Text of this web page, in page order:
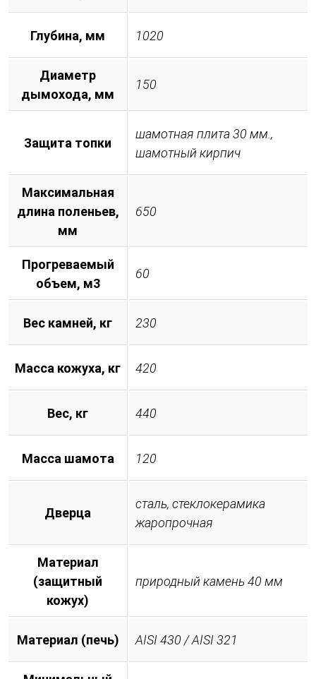
Глубина, мм 1020
Диаметр
дымохода, мм
150
Защита топки
шамотная плита 30 мм.,
шамотный кирпич
Максимальная
длина поленьев,
мм
650
Прогреваемый
объем, м3
60
Вес камней, кг 230
Масса кожуха, кг 420
Вес, кг 440
Масса шамота 120
Дверца
сталь, стеклокерамика
жаропрочная
Материал
(защитный
кожух)
природный камень 40 мм
Материал (печь) AISI 430 / AISI 321